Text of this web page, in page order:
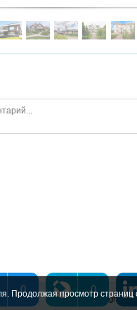
Copyright
0 0
Продолжая просмотр страниц